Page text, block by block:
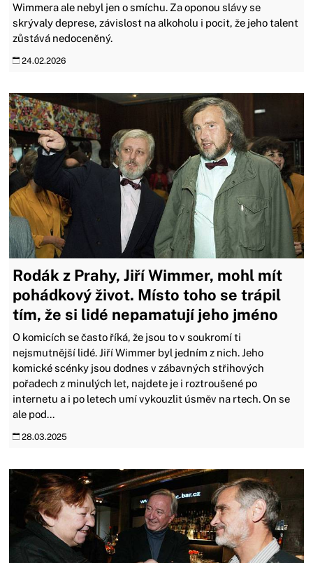
Wimmera ale nebyl jen o smíchu. Za oponou slávy se
skrývaly deprese, závislost na alkoholu i pocit, že jeho talent
zůstává nedoceněný.
24.02.2026
Rodák z Prahy, Jiří Wimmer, mohl mít
pohádkový život. Místo toho se trápil
tím, že si lidé nepamatují jeho jméno
O komicích se často říká, že jsou to v soukromí ti
nejsmutnější lidé. Jiří Wimmer byl jedním z nich. Jeho
komické scénky jsou dodnes v zábavných střihových
pořadech z minulých let, najdete je i roztroušené po
internetu a i po letech umí vykouzlit úsměv na rtech. On se
ale pod...
28.03.2025